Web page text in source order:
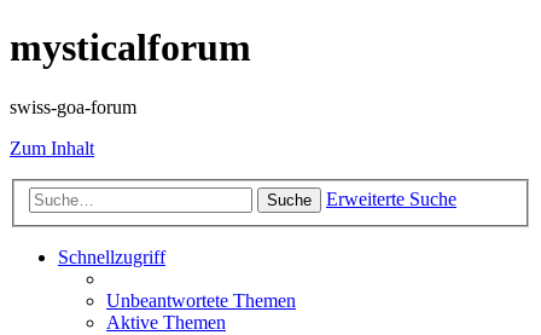
mysticalforum
swiss-goa-forum
Zum Inhalt
Suche Erweiterte Suche
Schnellzugriff
Unbeantwortete Themen
Aktive Themen